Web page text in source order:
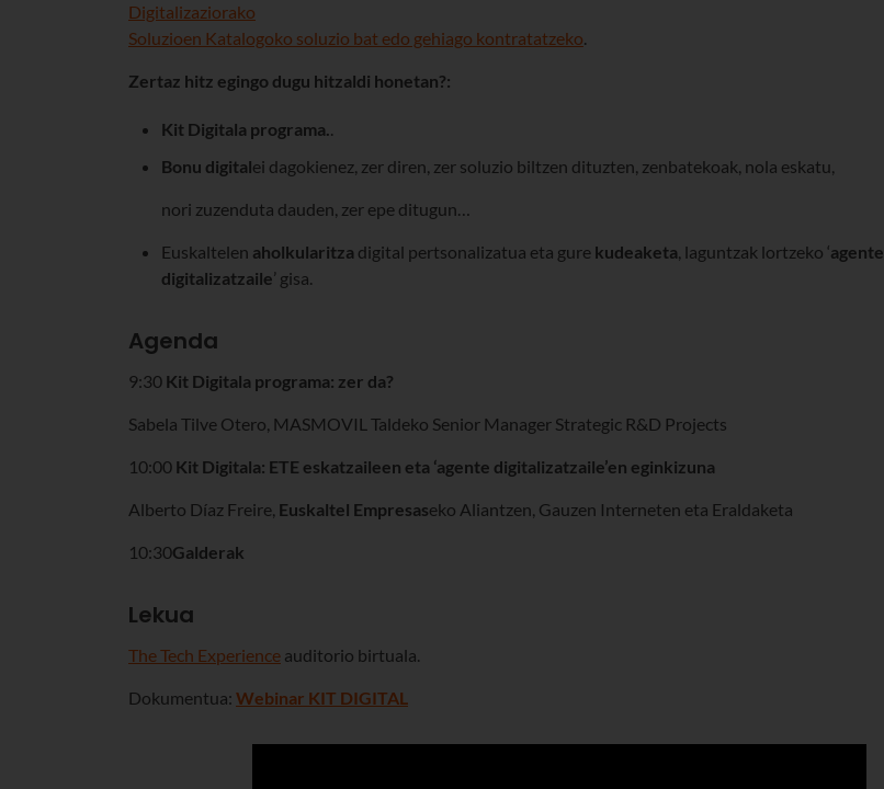
Digitalizaziorako
Soluzioen Katalogoko soluzio bat edo gehiago kontratatzeko.
Zertaz hitz egingo dugu hitzaldi honetan?:
Kit Digitala programa..
Bonu digitalei dagokienez, zer diren, zer soluzio biltzen dituzten, zenbatekoak, nola eskatu,
nori zuzenduta dauden, zer epe ditugun…
Euskaltelen aholkularitza digital pertsonalizatua eta gure kudeaketa, laguntzak lortzeko ‘agente
digitalizatzaile’ gisa.
Agenda
9:30 Kit Digitala programa: zer da?
Sabela Tilve Otero, MASMOVIL Taldeko Senior Manager Strategic R&D Projects
10:00 Kit Digitala: ETE eskatzaileen eta ‘agente digitalizatzaile’en eginkizuna
Alberto Díaz Freire, Euskaltel Empresaseko Aliantzen, Gauzen Interneten eta Eraldaketa
10:30Galderak
Lekua
The Tech Experience auditorio birtuala.
Dokumentua: Webinar KIT DIGITAL